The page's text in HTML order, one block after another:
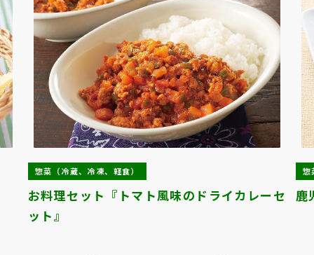
惣菜（冷蔵、冷凍、軽食）
お料理セット『トマト風味のドライカレーセ
ット』
惣
鹿